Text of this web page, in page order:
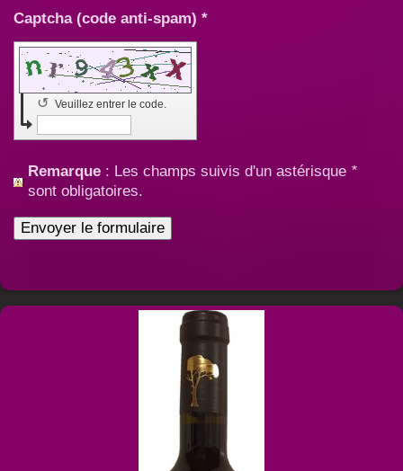
Captcha (code anti-spam) *
Veuillez entrer le code.
↺
Remarque : Les champs suivis d'un astérisque *
sont obligatoires.